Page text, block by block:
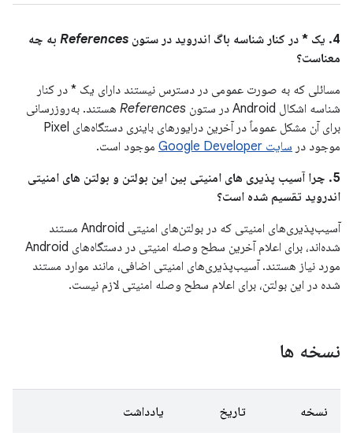
4. یک * در کنار شناسه باگ اندروید در ستون References به چه
معناست؟
مسائلی که به صورت عمومی در دسترس نیستند دارای یک * در کنار
شناسه اشکال Android در ستون
References هستند. به‌روزرسانی
برای آن مشکل عموماً در آخرین درایورهای باینری دستگاه‌های Pixel
موجود در سایت Google Developer
موجود است.
5. چرا آسیب پذیری های امنیتی بین این بولتن و بولتن های امنیتی
اندروید تقسیم شده است؟
آسیب‌پذیری‌های امنیتی که در بولتن‌های امنیتی Android مستند
شده‌اند، برای اعلام آخرین سطح وصله امنیتی در دستگاه‌های Android
مورد نیاز هستند. آسیب‌پذیری‌های امنیتی اضافی، مانند موارد مستند
شده در این بولتن، برای اعلام سطح وصله امنیتی لازم نیست.
نسخه ها
نسخه تاریخ یادداشت